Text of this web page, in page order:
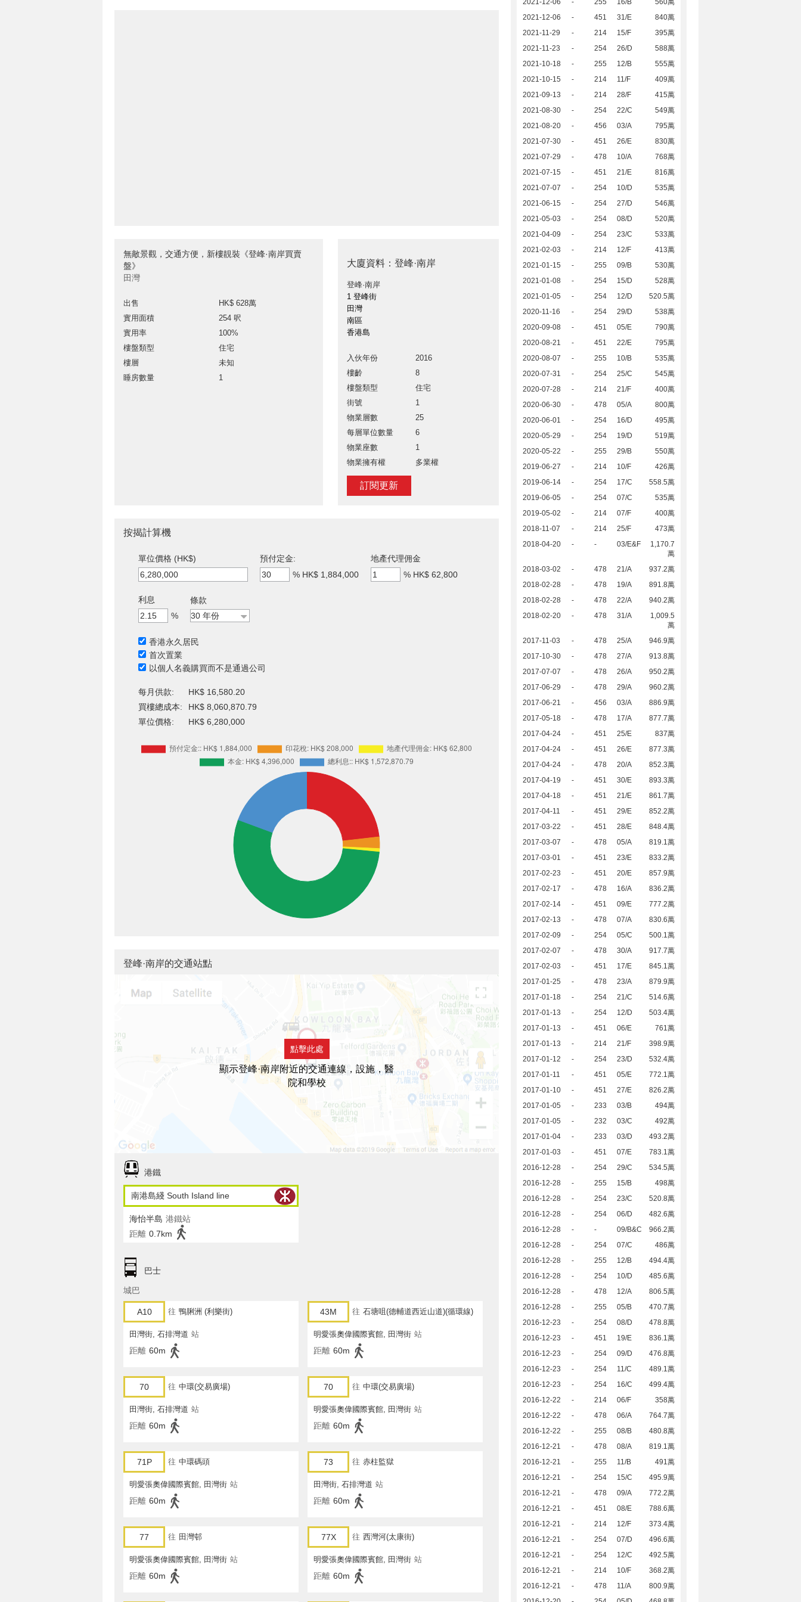
無敵景觀，交通方便，新樓靚裝《登峰·南岸買賣
盤》
田灣
出售
HK$ 628萬
實用面積
254 呎
實用率
100%
樓盤類型
住宅
樓層
未知
睡房數量
1
大廈資料：登峰·南岸
登峰·南岸
1 登峰街
田灣
南區
香港島
入伙年份
2016
樓齡
8
樓盤類型
住宅
街號
1
物業層數
25
每層單位數量
6
物業座數
1
物業擁有權
多業權
訂閱更新
2021-12-06 - 255 16/B
560萬
2021-12-06
- 451 31/E
840萬
2021-11-29
- 214 15/F
395萬
2021-11-23
- 254 26/D
588萬
2021-10-18
- 255 12/B
555萬
2021-10-15
- 214 11/F
409萬
2021-09-13
- 214 28/F
415萬
2021-08-30
- 254 22/C
549萬
2021-08-20
- 456 03/A
795萬
2021-07-30
- 451 26/E
830萬
2021-07-29
- 478 10/A
768萬
2021-07-15
- 451 21/E
816萬
2021-07-07
- 254 10/D
535萬
2021-06-15
- 254 27/D
546萬
2021-05-03
- 254 08/D
520萬
2021-04-09
- 254 23/C
533萬
2021-02-03
- 214 12/F
413萬
2021-01-15
- 255 09/B
530萬
2021-01-08
- 254 15/D
528萬
2021-01-05
- 254 12/D
520.5萬
2020-11-16
- 254 29/D
538萬
2020-09-08
- 451 05/E
790萬
2020-08-21
- 451 22/E
795萬
2020-08-07
- 255 10/B
535萬
2020-07-31
- 254 25/C
545萬
2020-07-28
- 214 21/F
400萬
2020-06-30
- 478 05/A
800萬
2020-06-01
- 254 16/D
495萬
2020-05-29
- 254 19/D
519萬
2020-05-22
- 255 29/B
550萬
2019-06-27
- 214 10/F
426萬
2019-06-14
- 254 17/C
558.5萬
2019-06-05
- 254 07/C
535萬
2019-05-02
- 214 07/F
400萬
2018-11-07
- 214 25/F
473萬
2018-04-20
- - 03/E&F
1,170.7
萬
2018-03-02
- 478 21/A
937.2萬
2018-02-28
- 478 19/A
891.8萬
2018-02-28
- 478 22/A
940.2萬
2018-02-20
- 478 31/A
1,009.5
萬
2017-11-03
- 478 25/A
946.9萬
2017-10-30
- 478 27/A
913.8萬
2017-07-07
- 478 26/A
950.2萬
2017-06-29
- 478 29/A
960.2萬
2017-06-21
- 456 03/A
886.9萬
2017-05-18
- 478 17/A
877.7萬
2017-04-24
- 451 25/E
837萬
2017-04-24
- 451 26/E
877.3萬
2017-04-24
- 478 20/A
852.3萬
2017-04-19
- 451 30/E
893.3萬
2017-04-18
- 451 21/E
861.7萬
2017-04-11
- 451 29/E
852.2萬
2017-03-22
- 451 28/E
848.4萬
2017-03-07
- 478 05/A
819.1萬
2017-03-01
- 451 23/E
833.2萬
2017-02-23
- 451 20/E
857.9萬
2017-02-17
- 478 16/A
836.2萬
2017-02-14
- 451 09/E
777.2萬
2017-02-13
- 478 07/A
830.6萬
2017-02-09
- 254 05/C
500.1萬
2017-02-07
- 478 30/A
917.7萬
2017-02-03
- 451 17/E
845.1萬
2017-01-25
- 478 23/A
879.9萬
2017-01-18
- 254 21/C
514.6萬
2017-01-13
- 254 12/D
503.4萬
2017-01-13
- 451 06/E
761萬
2017-01-13
- 214 21/F
398.9萬
2017-01-12
- 254 23/D
532.4萬
2017-01-11
- 451 05/E
772.1萬
2017-01-10
- 451 27/E
826.2萬
2017-01-05
- 233 03/B
494萬
2017-01-05
- 232 03/C
492萬
2017-01-04
- 233 03/D
493.2萬
2017-01-03
- 451 07/E
783.1萬
2016-12-28
- 254 29/C
534.5萬
2016-12-28
- 255 15/B
498萬
2016-12-28
- 254 23/C
520.8萬
2016-12-28
- 254 06/D
482.6萬
2016-12-28
- - 09/B&C
966.2萬
2016-12-28
- 254 07/C
486萬
2016-12-28
- 255 12/B
494.4萬
2016-12-28
- 254 10/D
485.6萬
2016-12-28
- 478 12/A
806.5萬
2016-12-28
- 255 05/B
470.7萬
2016-12-23
- 254 08/D
478.8萬
2016-12-23
- 451 19/E
836.1萬
2016-12-23
- 254 09/D
476.8萬
2016-12-23
- 254 11/C
489.1萬
2016-12-23
- 254 16/C
499.4萬
2016-12-22
- 214 06/F
358萬
2016-12-22
- 478 06/A
764.7萬
2016-12-22
- 255 08/B
480.8萬
2016-12-21
- 478 08/A
819.1萬
2016-12-21
- 255 11/B
491萬
2016-12-21
- 254 15/C
495.9萬
2016-12-21
- 478 09/A
772.2萬
2016-12-21
- 451 08/E
788.6萬
2016-12-21
- 214 12/F
373.4萬
2016-12-21
- 254 07/D
496.6萬
2016-12-21
- 254 12/C
492.5萬
2016-12-21
- 214 10/F
368.2萬
2016-12-21
- 478 11/A
800.9萬
按揭計算機
單位價格 (HK$)
預付定金:
% HK$ 1,884,000
地產代理佣金
% HK$ 62,800
利息
%
條款
香港永久居民
首次置業
以個人名義購買而不是通過公司
每月供款:
HK$ 16,580.20
買樓總成本:
HK$ 8,060,870.79
單位價格:
HK$ 6,280,000
登峰·南岸的交通站點
點擊此處
顯示登峰·南岸附近的交通連線，設施，醫
院和學校
港鐵
南港島綫 South Island line
海怡半島 港鐵站
距離 0.7km
巴士
城巴
A10 往 鴨脷洲 (利樂街)
田灣街, 石排灣道 站
距離 60m
43M 往 石塘咀(德輔道西近山道)(循環線)
明愛張奧偉國際賓館, 田灣街 站
距離 60m
70 往 中環(交易廣場)
田灣街, 石排灣道 站
距離 60m
70 往 中環(交易廣場)
明愛張奧偉國際賓館, 田灣街 站
距離 60m
71P 往 中環碼頭
明愛張奧偉國際賓館, 田灣街 站
距離 60m
73 往 赤柱監獄
田灣街, 石排灣道 站
距離 60m
77 往 田灣邨
明愛張奧偉國際賓館, 田灣街 站
距離 60m
77X 往 西灣河(太康街)
明愛張奧偉國際賓館, 田灣街 站
距離 60m